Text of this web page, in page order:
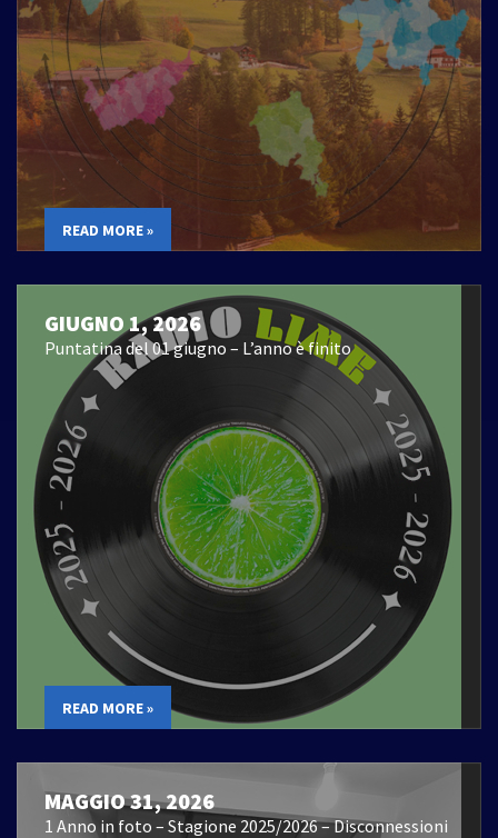
READ MORE »
GIUGNO 1, 2026
Puntatina del 01 giugno – L’anno è finito
READ MORE »
MAGGIO 31, 2026
1 Anno in foto – Stagione 2025/2026 – Disconnessioni